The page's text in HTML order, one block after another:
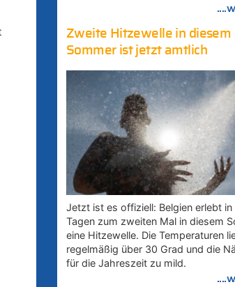
Zweite Hitzewelle in diesem
Sommer ist jetzt amtlich
Jetzt ist es offiziell: Belgien erlebt in
Tagen zum zweiten Mal in diesem
eine Hitzewelle. Die Temperaturen
regelmäßig über 30 Grad und die
für die Jahreszeit zu mild.